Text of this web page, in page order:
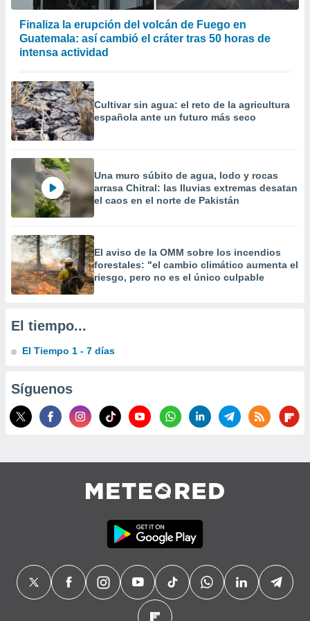
e
mediante
publicidad
publicidad
de
1199
Finaliza la erupción del volcán de Fuego en
Guatemala: así cambió el cráter tras 50 horas de
intensa actividad
Cultivar sin agua: el reto de la agricultura
española ante un futuro más seco
Una muro súbito de agua, lodo y rocas
arrasa Chitral: las lluvias extremas desatan
el caos en el norte de Pakistán
El aviso de la OMM sobre los incendios
forestales: "el cambio climático aumenta el
riesgo, pero no es el único culpable
El tiempo...
El Tiempo 1 - 7 días
Síguenos